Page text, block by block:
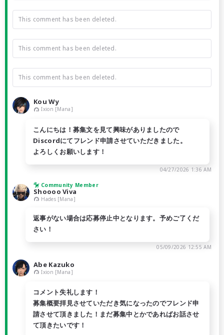
This comment has been deleted.
This comment has been deleted.
This comment has been deleted.
Kou Wy
Ixion [Mana]
こんにちは！募集文を見て興味がありましたので
Discordにてフレンド申請させていただきました。
よろしくお願いします！
04/27/2026 1:36 AM
Community Member
Shoooo Viva
Hades [Mana]
返事がない場合は応募停止中となります。予めご了くだ
さい！
05/09/2026 12:55 AM
Abe Kazuko
Ixion [Mana]
コメント失礼します！
募集概要拝見させていただき気になったのでフレンド申
請させて頂きました！まだ募集中とかであればお話させ
て頂きたいです！